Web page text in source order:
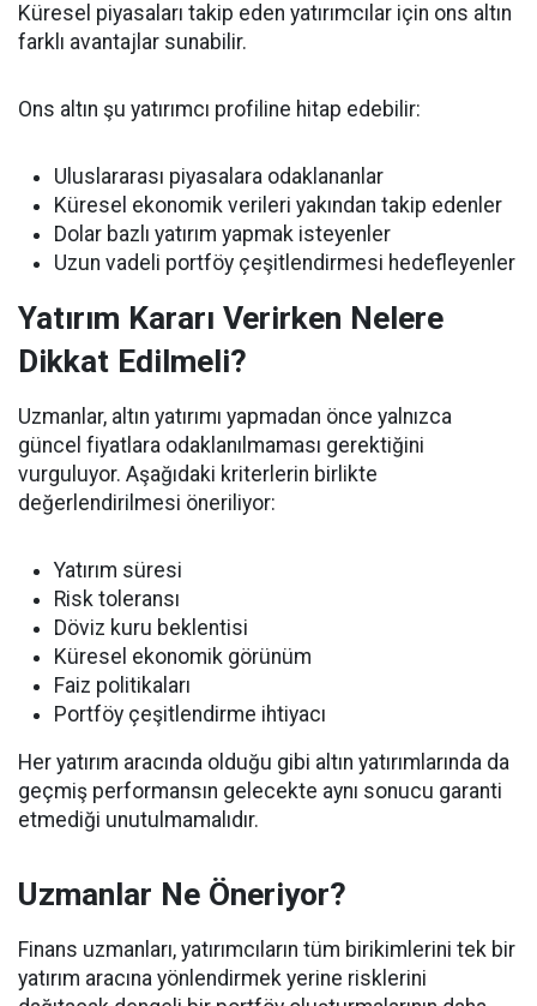
Küresel piyasaları takip eden yatırımcılar için ons altın
farklı avantajlar sunabilir.
Ons altın şu yatırımcı profiline hitap edebilir:
Uluslararası piyasalara odaklananlar
Küresel ekonomik verileri yakından takip edenler
Dolar bazlı yatırım yapmak isteyenler
Uzun vadeli portföy çeşitlendirmesi hedefleyenler
Yatırım Kararı Verirken Nelere
Dikkat Edilmeli?
Uzmanlar, altın yatırımı yapmadan önce yalnızca
güncel fiyatlara odaklanılmaması gerektiğini
vurguluyor. Aşağıdaki kriterlerin birlikte
değerlendirilmesi öneriliyor:
Yatırım süresi
Risk toleransı
Döviz kuru beklentisi
Küresel ekonomik görünüm
Faiz politikaları
Portföy çeşitlendirme ihtiyacı
Her yatırım aracında olduğu gibi altın yatırımlarında da
geçmiş performansın gelecekte aynı sonucu garanti
etmediği unutulmamalıdır.
Uzmanlar Ne Öneriyor?
Finans uzmanları, yatırımcıların tüm birikimlerini tek bir
yatırım aracına yönlendirmek yerine risklerini